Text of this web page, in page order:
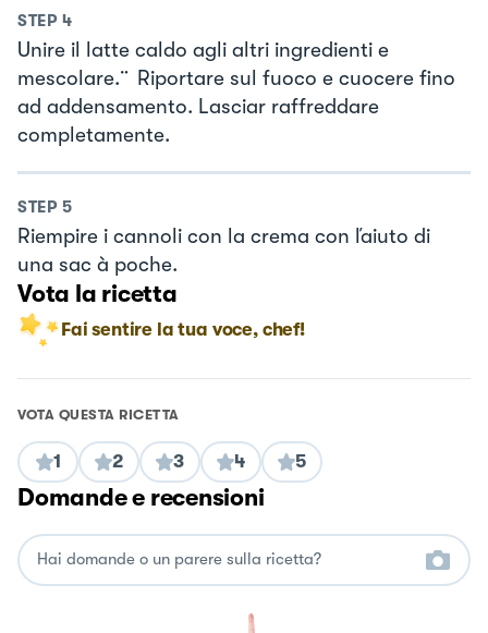
STEP 4
Unire il latte caldo agli altri ingredienti e
mescolare.¨ Riportare sul fuoco e cuocere fino
ad addensamento. Lasciar raffreddare
completamente.
STEP 5
Riempire i cannoli con la crema con ľaiuto di
una sac à poche.
Vota la ricetta
Fai sentire la tua voce, chef!
VOTA QUESTA RICETTA
1 2 3 4 5
Domande e recensioni